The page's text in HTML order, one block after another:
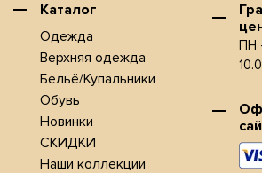
Каталог
Одежда
Верхняя одежда
Бельё/Купальники
Обувь
Новинки
СКИДКИ
Наши коллекции
ПН